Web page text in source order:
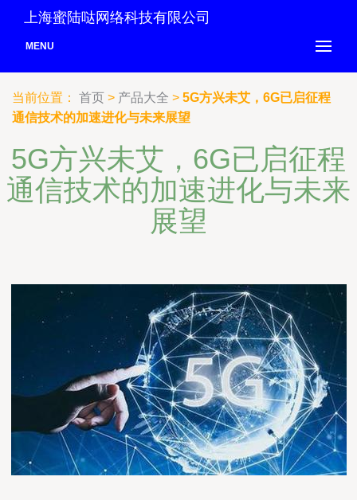
上海蜜陆哒网络科技有限公司
MENU
当前位置： 首页 > 产品大全 > 5G方兴未艾，6G已启征程
通信技术的加速进化与未来展望
5G方兴未艾，6G已启征程
通信技术的加速进化与未来
展望